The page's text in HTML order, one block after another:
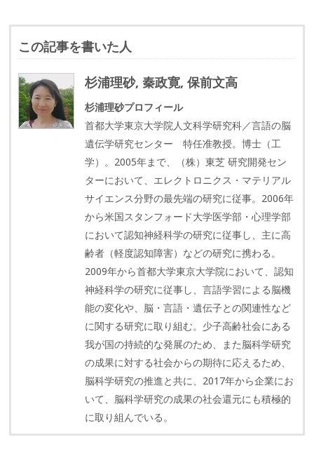
この記事を書いた人
杉浦理砂, 秦政寛, 保前文高
杉浦理砂プロフィール
首都大学東京大学院人文科学研究科／言語の脳
遺伝学研究センター 特任准教授。博士（工
学）。2005年まで、（株）東芝 研究開発セン
ターにおいて、エレクトロニクス・マテリアル
サイエンス分野の最先端の研究に従事。2006年
から米国スタンフォード大学医学部・心理学部
において認知神経科学の研究に従事し、主に高
齢者（軽度認知障害）などの研究に携わる。
2009年から首都大学東京大学院において、認知
神経科学の研究に従事し、言語学習による脳機
能の変化や、脳・言語・遺伝子との関連性など
に関する研究に取り組む。少子高齢社会にある
我が国の持続的な発展のため、また脳科学研究
の成果に対する社会からの期待に応えるため、
脳科学研究の推進と共に、2017年から企業にお
いて、脳科学研究の成果の社会還元にも積極的
に取り組んでいる。